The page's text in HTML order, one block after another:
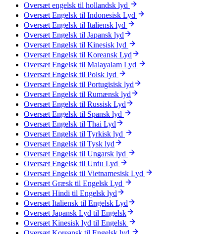
Oversæt engelsk til hollandsk lyd
Oversæt Engelsk til Indonesisk Lyd
Oversæt Engelsk til Italiensk lyd
Oversæt Engelsk til Japansk lyd
Oversæt Engelsk til Kinesisk lyd
Oversæt Engelsk til Koreansk Lyd
Oversæt Engelsk til Malayalam Lyd
Oversæt Engelsk til Polsk lyd
Oversæt Engelsk til Portugisisk lyd
Oversæt Engelsk til Rumænsk lyd
Oversæt Engelsk til Russisk Lyd
Oversæt Engelsk til Spansk lyd
Oversæt Engelsk til Thai Lyd
Oversæt Engelsk til Tyrkisk lyd
Oversæt Engelsk til Tysk lyd
Oversæt Engelsk til Ungarsk lyd
Oversæt Engelsk til Urdu Lyd
Oversæt Engelsk til Vietnamesisk Lyd
Oversæt Græsk til Engelsk Lyd
Oversæt Hindi til Engelsk lyd
Oversæt Italiensk til Engelsk Lyd
Oversæt Japansk Lyd til Engelsk
Oversæt Kinesisk lyd til Engelsk